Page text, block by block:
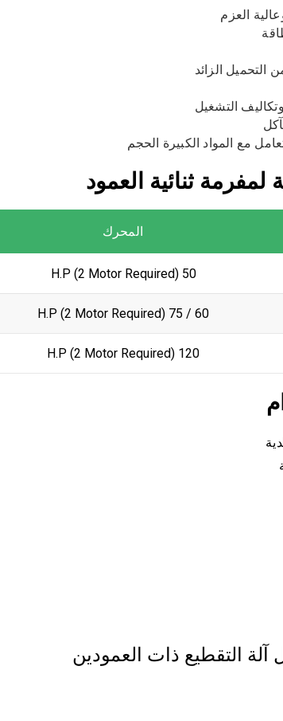
العزم
التحميل الزائد
التشغيل
مع المواد الكبيرة الحجم
لمفرمة ثنائية العمود
المحرك
50 H.P (2 Motor Required)
60 / 75 H.P (2 Motor Required)
120 H.P (2 Motor Required)
التقطيع ذات العمودين